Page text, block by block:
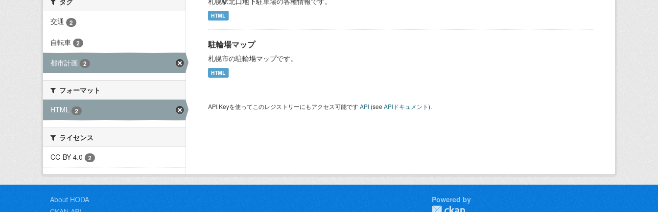
交通
2
自転車 2
都市計画 2
フォーマット
HTML
2
ライセンス
CC-BY-4.0
2
HTML
駐輪場マップ
札幌市の駐輪場マップです。
HTML
API Keyを使ってこのレジストリーにもアクセス可能ですAPI (see APIドキュメント).
About HODA
Powered by